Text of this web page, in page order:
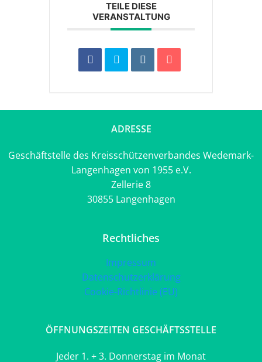
TEILE DIESE
VERANSTALTUNG
ADRESSE
Geschäftstelle des Kreisschützenverbandes Wedemark-
Langenhagen von 1955 e.V.
Zellerie 8
30855 Langenhagen
Rechtliches
Impressum
Datenschutzerklärung
Cookie-Richtlinie (EU)
ÖFFNUNGSZEITEN GESCHÄFTSSTELLE
Jeder 1. + 3. Donnerstag im Monat